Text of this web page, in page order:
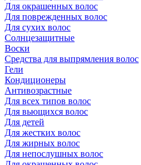
Для окрашенных волос
Для поврежденных волос
Для сухих волос
Солнцезащитные
Воски
Средства для выпрямления волос
Гели
Кондиционеры
Антивозрастные
Для всех типов волос
Для вьющихся волос
Для детей
Для жестких волос
Для жирных волос
Для непослушных волос